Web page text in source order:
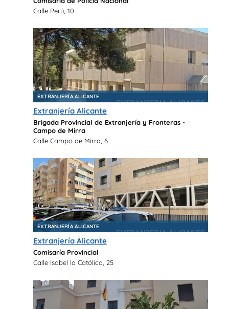
Calle Perú, 10
EXTRANJERÍA ALICANTE
Extranjería Alicante
Brigada Provincial de Extranjería y Fronteras -
Campo de Mirra
Calle Campo de Mirra, 6
EXTRANJERÍA ALICANTE
Extranjería Alicante
Comisaría Provincial
Calle Isabel la Católica, 25